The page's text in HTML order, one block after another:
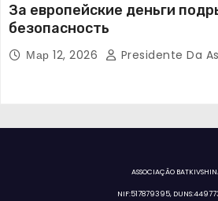
За европейские деньги
безопасность
Мар 12, 2026 Presidente Da
ASSOCIAÇÃO
NIF:517879395,